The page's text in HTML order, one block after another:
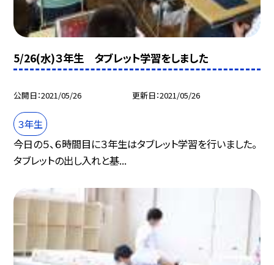
5/26(水)３年生 タブレット学習をしました
公開日 2021/05/26 更新日 2021/05/26
３年生
今日の５、６時間目に３年生はタブレット学習を行いました。
タブレットの出し入れと基...